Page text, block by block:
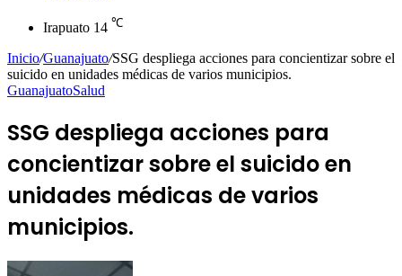
Irapuato 14 ℃
Inicio/Guanajuato/SSG despliega acciones para concientizar sobre el
suicido en unidades médicas de varios municipios.
GuanajuatoSalud
SSG despliega acciones para
concientizar sobre el suicido en
unidades médicas de varios
municipios.